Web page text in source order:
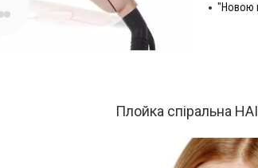
"Новою
Плойка спіральна